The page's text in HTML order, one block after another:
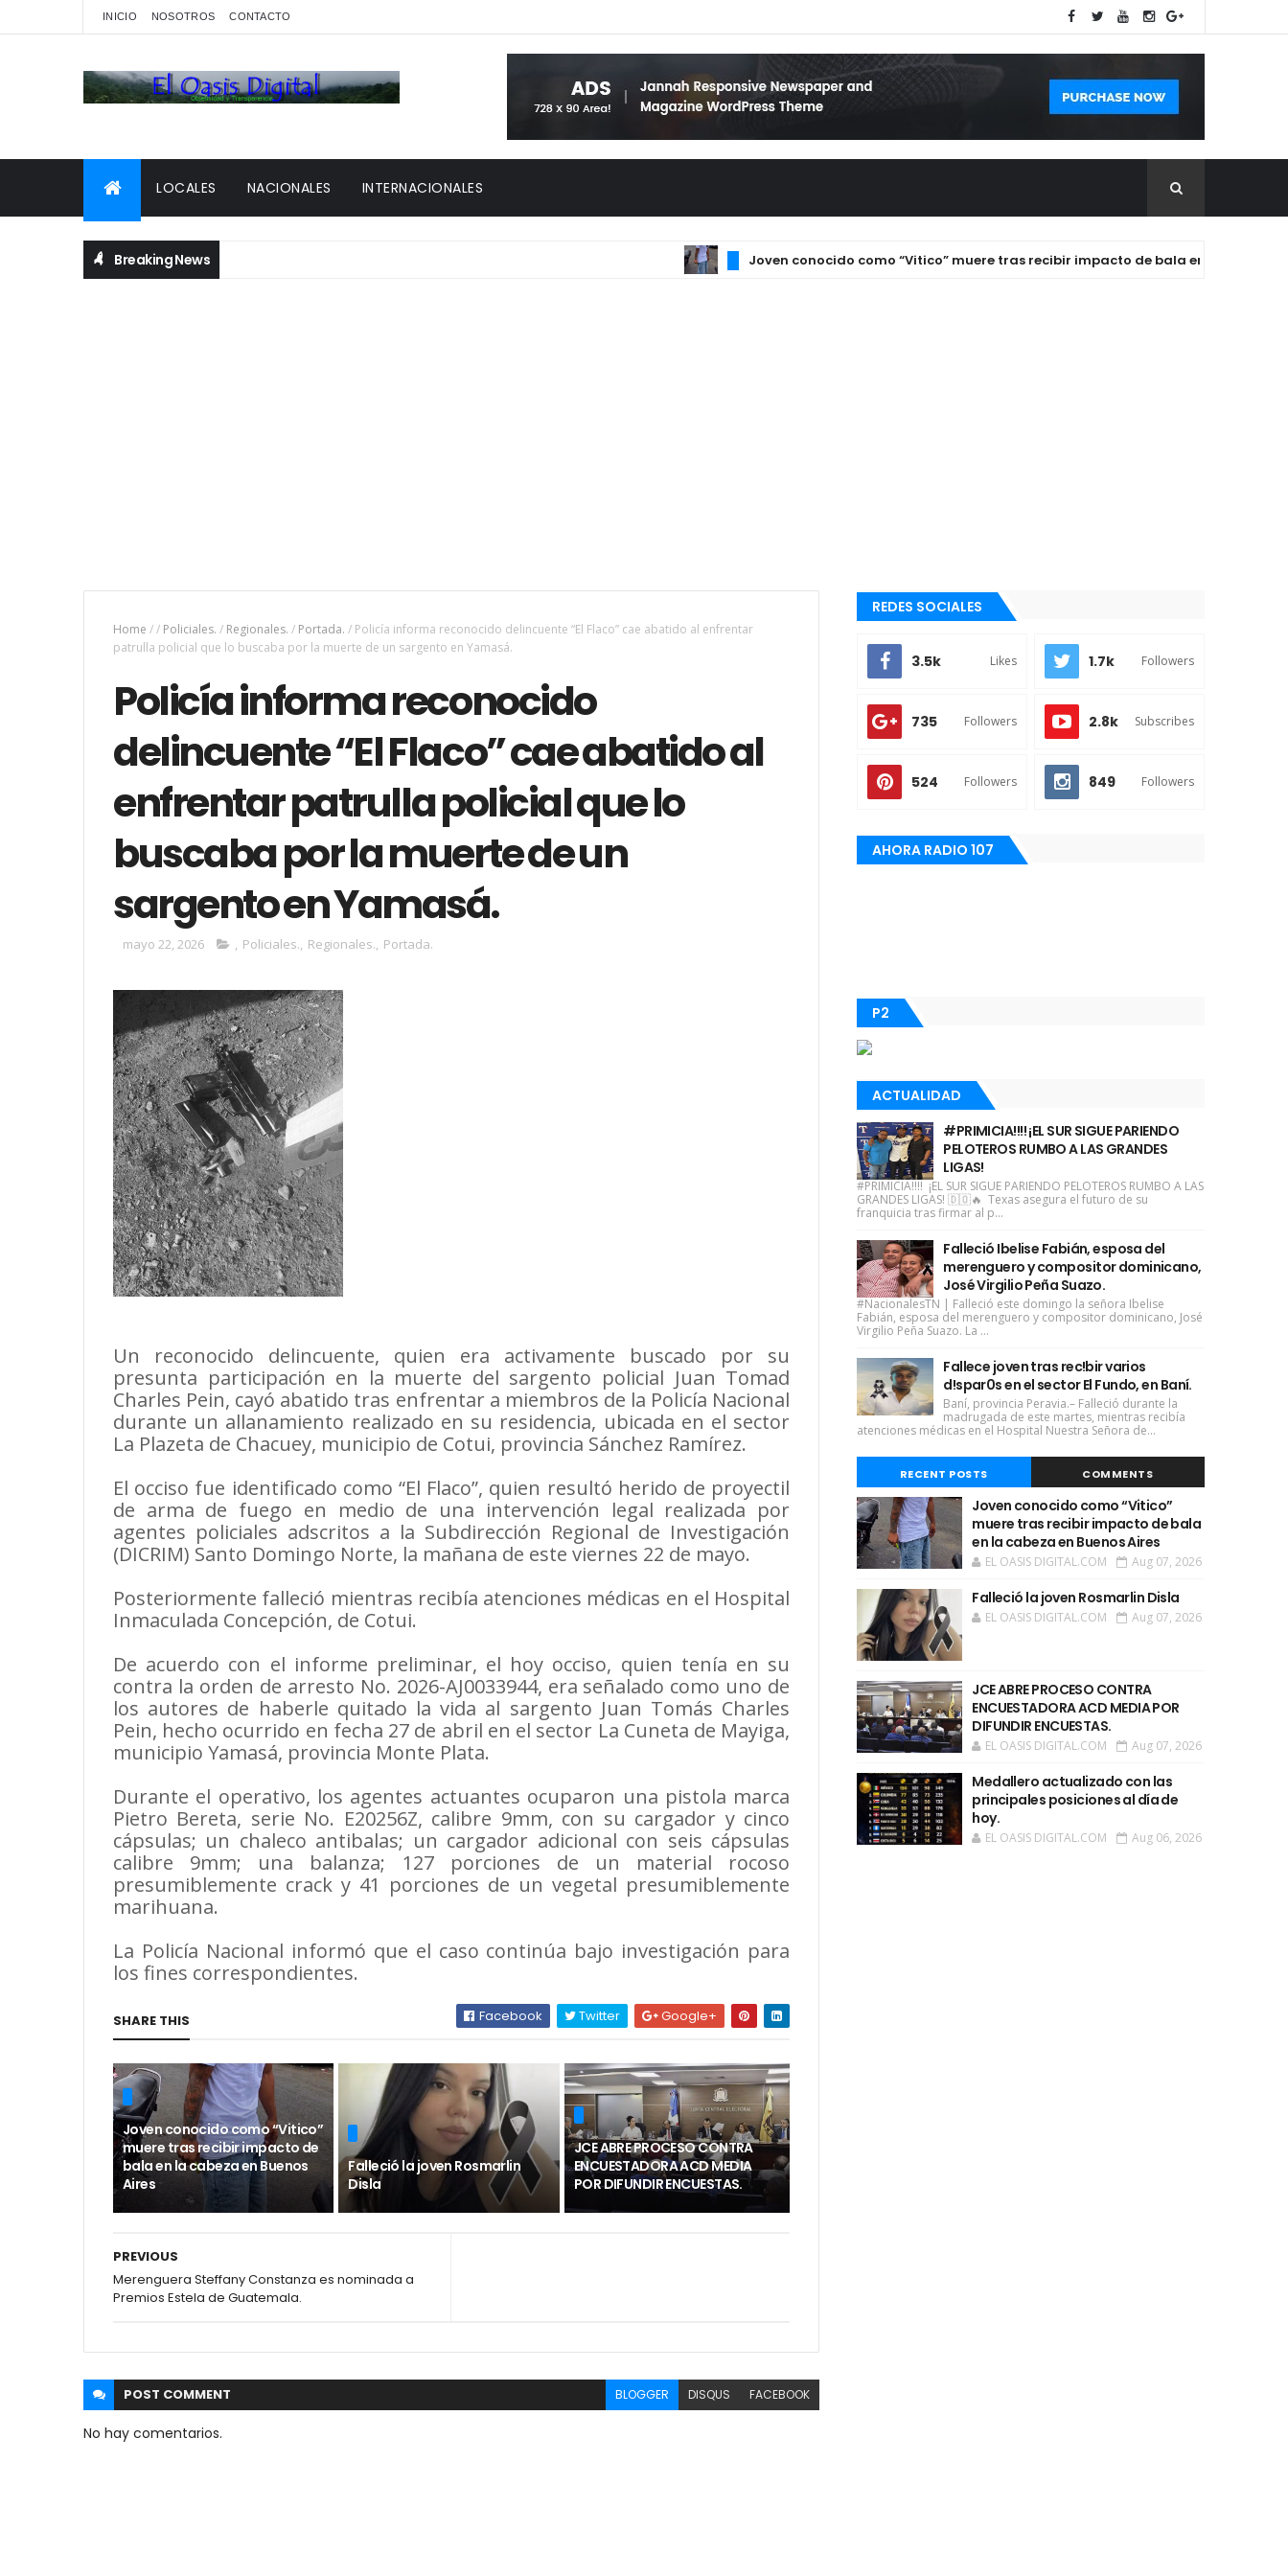
INICIO NOSOTROS CONTACTO
LOCALES NACIONALES INTERNACIONALES
Breaking News Joven conocido como “Vitico” muere tras recibir impacto de bala en la cabeza en
Home // Policiales. / Regionales. / Portada. / Policía informa reconocido delincuente “El Flaco” cae abatido al enfrentar
patrulla policial que lo buscaba por la muerte de un sargento en Yamasá.
Policía informa reconocido
delincuente “El Flaco” cae abatido al
enfrentar patrulla policial que lo
buscaba por la muerte de un
sargento en Yamasá.
mayo 22, 2026 , Policiales., Regionales., Portada.
Un reconocido delincuente, quien era activamente buscado por su
presunta participación en la muerte del sargento policial Juan Tomad
Charles Pein, cayó abatido tras enfrentar a miembros de la Policía Nacional
durante un allanamiento realizado en su residencia, ubicada en el sector
La Plazeta de Chacuey, municipio de Cotui, provincia Sánchez Ramírez.
El occiso fue identificado como “El Flaco”, quien resultó herido de proyectil
de arma de fuego en medio de una intervención legal realizada por
agentes policiales adscritos a la Subdirección Regional de Investigación
(DICRIM) Santo Domingo Norte, la mañana de este viernes 22 de mayo.
Posteriormente falleció mientras recibía atenciones médicas en el Hospital
Inmaculada Concepción, de Cotui.
De acuerdo con el informe preliminar, el hoy occiso, quien tenía en su
contra la orden de arresto No. 2026-AJ0033944, era señalado como uno de
los autores de haberle quitado la vida al sargento Juan Tomás Charles
Pein, hecho ocurrido en fecha 27 de abril en el sector La Cuneta de Mayiga,
municipio Yamasá, provincia Monte Plata.
Durante el operativo, los agentes actuantes ocuparon una pistola marca
Pietro Bereta, serie No. E20256Z, calibre 9mm, con su cargador y cinco
cápsulas; un chaleco antibalas; un cargador adicional con seis cápsulas
calibre 9mm; una balanza; 127 porciones de un material rocoso
presumiblemente crack y 41 porciones de un vegetal presumiblemente
marihuana.
La Policía Nacional informó que el caso continúa bajo investigación para
los fines correspondientes.
SHARE THIS Facebook Twitter Google+
Joven conocido como “Vitico”
muere tras recibir impacto de
bala en la cabeza en Buenos
Aires
Falleció la joven Rosmarlin
Disla
JCE ABRE PROCESO CONTRA
ENCUESTADORA ACD MEDIA
POR DIFUNDIR ENCUESTAS.
PREVIOUS
Merenguera Steffany Constanza es nominada a
Premios Estela de Guatemala.
POST COMMENT BLOGGER DISQUS FACEBOOK
No hay comentarios.
REDES SOCIALES
3.5k Likes 1.7k Followers
735 Followers 2.8k Subscribes
524 Followers 849 Followers
AHORA RADIO 107
P2
ACTUALIDAD
#PRIMICIA!!!! ¡EL SUR SIGUE PARIENDO
PELOTEROS RUMBO A LAS GRANDES
LIGAS!
#PRIMICIA!!!! ¡EL SUR SIGUE PARIENDO PELOTEROS RUMBO A LAS
GRANDES LIGAS! 🇩🇴🔥 Texas asegura el futuro de su
franquicia tras firmar al p...
Falleció Ibelise Fabián, esposa del
merenguero y compositor dominicano,
José Virgilio Peña Suazo.
#NacionalesTN | Falleció este domingo la señora Ibelise
Fabián, esposa del merenguero y compositor dominicano, José
Virgilio Peña Suazo. La ...
Fallece joven tras rec!bir varios
d!spar0s en el sector El Fundo, en Baní.
Baní, provincia Peravia.– Falleció durante la
madrugada de este martes, mientras recibía
atenciones médicas en el Hospital Nuestra Señora de...
RECENT POSTS COMMENTS
Joven conocido como “Vitico”
muere tras recibir impacto de bala
en la cabeza en Buenos Aires
EL OASIS DIGITAL.COM Aug 07, 2026
Falleció la joven Rosmarlin Disla
EL OASIS DIGITAL.COM Aug 07, 2026
JCE ABRE PROCESO CONTRA
ENCUESTADORA ACD MEDIA POR
DIFUNDIR ENCUESTAS.
EL OASIS DIGITAL.COM Aug 07, 2026
Medallero actualizado con las
principales posiciones al día de
hoy.
EL OASIS DIGITAL.COM Aug 06, 2026